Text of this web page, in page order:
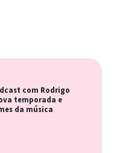
com Rodrigo
temporada e
da música